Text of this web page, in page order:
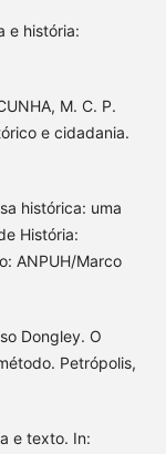
e história:
M. C. P.
e cidadania.
histórica: uma
História:
ANPUH/Marco
Dongley. O
Petrópolis,
e texto. In: